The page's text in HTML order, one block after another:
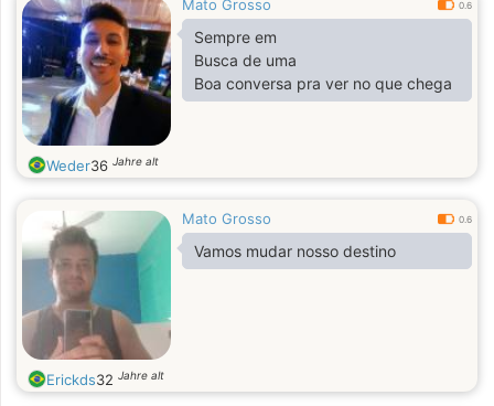
Mato Grosso 0.6
Sempre em
Busca de uma
Boa conversa pra ver no que chega
Weder36 Jahre alt
Mato Grosso 0.6
Vamos mudar nosso destino
Erickds32 Jahre alt